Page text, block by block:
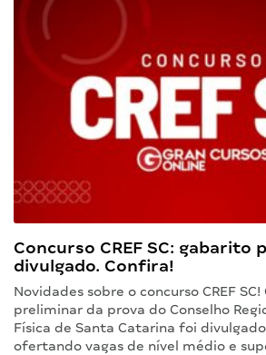
Concurso CREF SC: gabarito
divulgado. Confira!
Novidades sobre o concurso CREF
preliminar da prova do Conselho
Física de Santa Catarina foi
ofertando vagas de nível médio e